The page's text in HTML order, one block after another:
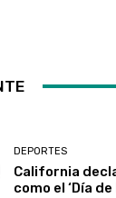
DEPORTES
California
como el ‘Día